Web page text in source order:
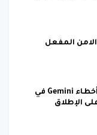
المفعل
المدير التنفيذي لجوجل: أخطاء Gemini في
الإطلاق